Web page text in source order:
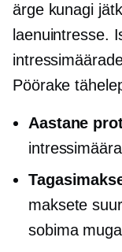
ärge kunagi
laenuintresse.
Pöörake
Aastane
maksete
sobima